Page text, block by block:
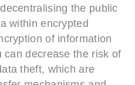
the public
within encrypted
of information
can decrease the risk of
theft, which are